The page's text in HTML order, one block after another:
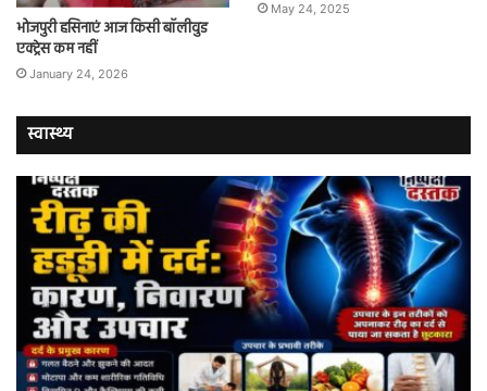
भोजपुरी हसिनाएं आज किसी बॉलीवुड
एक्ट्रेस कम नहीं
January 24, 2026
May 24, 2025
स्वास्थ्य